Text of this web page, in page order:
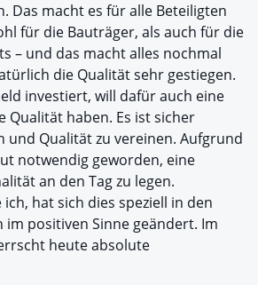
Das macht es für alle Beteiligten
für die Bauträger, als auch für die
– und das macht alles nochmal
die Qualität sehr gestiegen.
investiert, will dafür auch eine
Qualität haben. Es ist sicher
und Qualität zu vereinen. Aufgrund
notwendig geworden, eine
an den Tag zu legen.
hat sich dies speziell in den
im positiven Sinne geändert. Im
heute absolute